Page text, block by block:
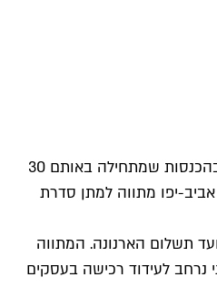
גל האומיקרון ממשיך להכות בתל אביב במלוא העוצמה, בנתיבי איילון מדווחים על ירידה של כ-30 אחוז בתנועה לתוך העיר, ובעלי העסקים יכולים לדווח על ירידה בהכנסות שמתחילה באותם 30
יפו מתווה למתן סדרת
תשלום הארנונה. המתווה
נרחב לעידוד רכישה בעסקים